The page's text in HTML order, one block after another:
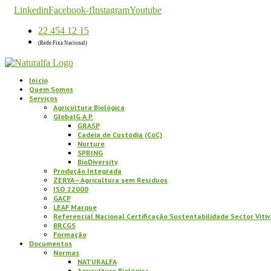
LinkedinFacebook-fInstagramYoutube
22 454 12 15
(Rede Fixa Nacional)
Início
Quem Somos
Serviços
Agricultura Biológica
GlobalG.A.P.
GRASP
Cadeia de Custódia (CoC)
Nurture
SPRING
BioDiversity
Produção Integrada
ZERYA – Agricultura sem Resíduos
ISO 22000
GACP
LEAF Marque
Referencial Nacional Certificação Sustentabilidade Sector
BRCGS
Formação
Documentos
Normas
NATURALFA